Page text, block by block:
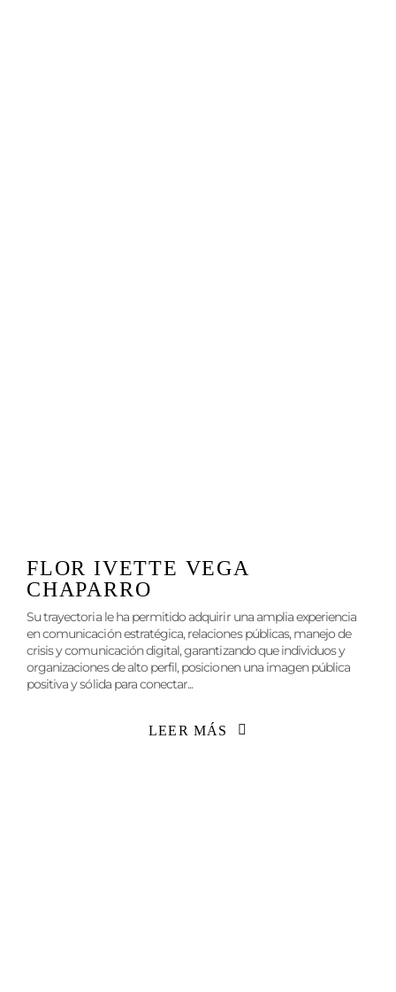
FLOR IVETTE VEGA
CHAPARRO
Su trayectoria le ha permitido adquirir una amplia experiencia
en comunicación estratégica, relaciones públicas, manejo de
crisis y comunicación digital, garantizando que individuos y
organizaciones de alto perfil, posicionen una imagen pública
positiva y sólida para conectar...
LEER MÁS